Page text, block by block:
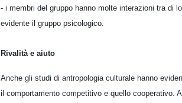
- i membri del gruppo hanno molte interazioni tra di
evidente il gruppo psicologico.
Rivalità e aiuto
Anche gli studi di antropologia culturale hanno
il comportamento competitivo e quello cooperativo.